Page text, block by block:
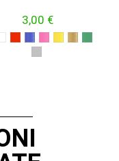
3,00 €
BIANCO
ROSSO
BLUFUCSIA
GIALLO
OROVERDE
ARGENTO